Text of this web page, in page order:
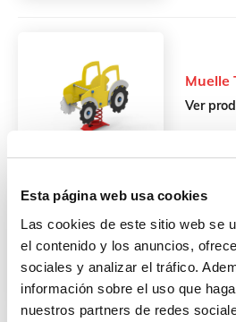
Esta página web usa cookies
Las cookies de este sitio web se
el contenido y los anuncios,
sociales y analizar el tráfico.
información sobre el uso que
nuestros partners de redes
Muelle
Ver
Muelle
Ver